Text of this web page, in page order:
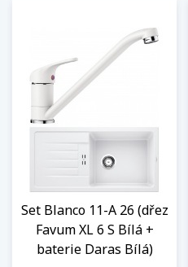
Set Blanco 11-A 26 (dřez
Favum XL 6 S Bílá +
baterie Daras Bílá)